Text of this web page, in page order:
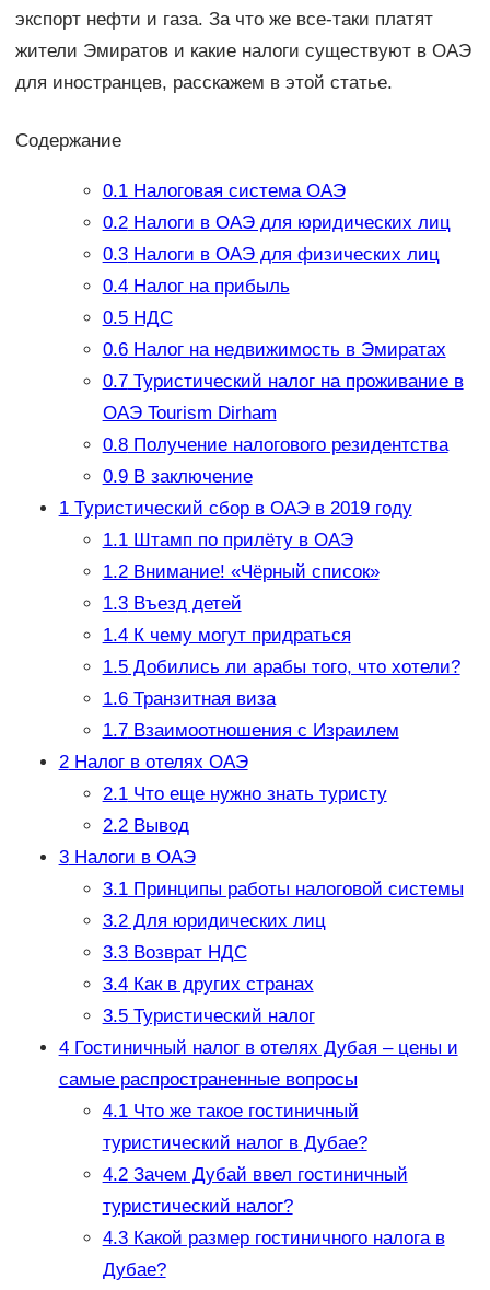
экспорт нефти и газа. За что же все-таки платят
жители Эмиратов и какие налоги существуют в ОАЭ
для иностранцев, расскажем в этой статье.
Содержание
0.1Налоговая система ОАЭ
0.2Налоги в ОАЭ для юридических лиц
0.3Налоги в ОАЭ для физических лиц
0.4Налог на прибыль
0.5НДС
0.6Налог на недвижимость в Эмиратах
0.7Туристический налог на проживание в
ОАЭ Tourism Dirham
0.8Получение налогового резидентства
0.9В заключение
1Туристический сбор в ОАЭ в 2019 году
1.1Штамп по прилёту в ОАЭ
1.2Внимание! «Чёрный список»
1.3Въезд детей
1.4К чему могут придраться
1.5Добились ли арабы того, что хотели?
1.6Транзитная виза
1.7Взаимоотношения с Израилем
2Налог в отелях ОАЭ
2.1Что еще нужно знать туристу
2.2Вывод
3Налоги в ОАЭ
3.1Принципы работы налоговой системы
3.2Для юридических лиц
3.3Возврат НДС
3.4Как в других странах
3.5Туристический налог
4Гостиничный налог в отелях Дубая – цены и
самые распространенные вопросы
4.1Что же такое гостиничный
туристический налог в Дубае?
4.2Зачем Дубай ввел гостиничный
туристический налог?
4.3Какой размер гостиничного налога в
Дубае?